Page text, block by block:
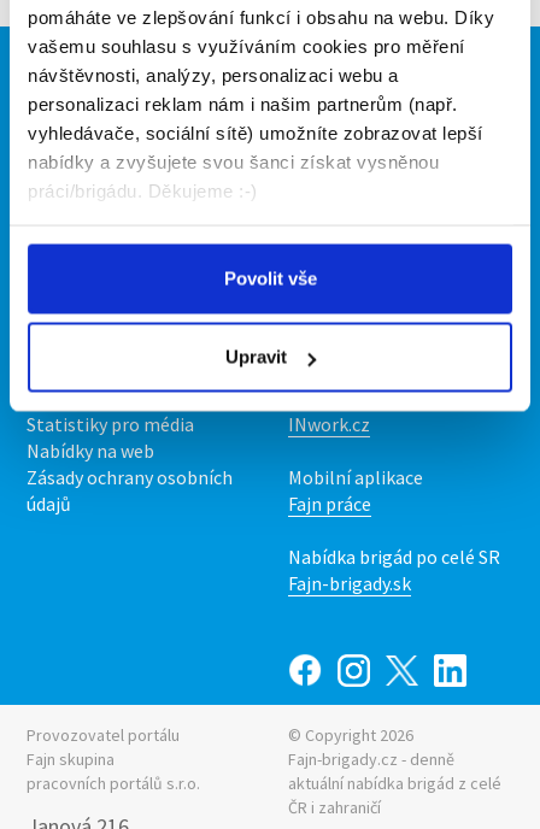
pomáháte ve zlepšování funkcí i obsahu na webu. Díky
vašemu souhlasu s využíváním cookies pro měření
návštěvnosti, analýzy, personalizaci webu a
personalizaci reklam nám i našim partnerům (např.
vyhledávače, sociální sítě) umožníte zobrazovat lepší
nabídky a zvyšujete svou šanci získat vysněnou
práci/brigádu. Děkujeme :-)
Povolit vše
Upravit
Brigádníci
Články
Hledané brigády
Firmy
Vložit inzerát
Ceník
Kontakt
Upravit předvolby cookies
Statistiky pro média
Nabídky na web
Zásady ochrany osobních
údajů
Naše další projekty
Mobilní aplikace
Nabídka práce z celé ČR
INwork.cz
Mobilní aplikace
Fajn práce
Nabídka brigád po celé SR
Fajn-brigady.sk
Provozovatel portálu
Fajn skupina
pracovních portálů s.r.o.
© Copyright 2026
Fajn-brigady.cz - denně
aktuální nabídka brigád z celé
ČR i zahraničí